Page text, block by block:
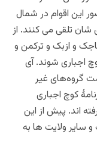
این اقوام در شمال
شان تلقی می کنند. از
و ازبک و ترکمن و
اجباری شوند. آی
گروه‌های غير
کوچ اجباری
اند. پیش از این
و سایر ولایت ها به